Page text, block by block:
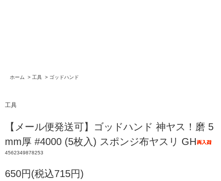
ホーム > 工具 > ゴッドハンド
工具
【メール便発送可】ゴッドハンド 神ヤス！磨 5
mm厚 #4000 (5枚入) スポンジ布ヤスリ GH
4562349878253
650円(税込715円)